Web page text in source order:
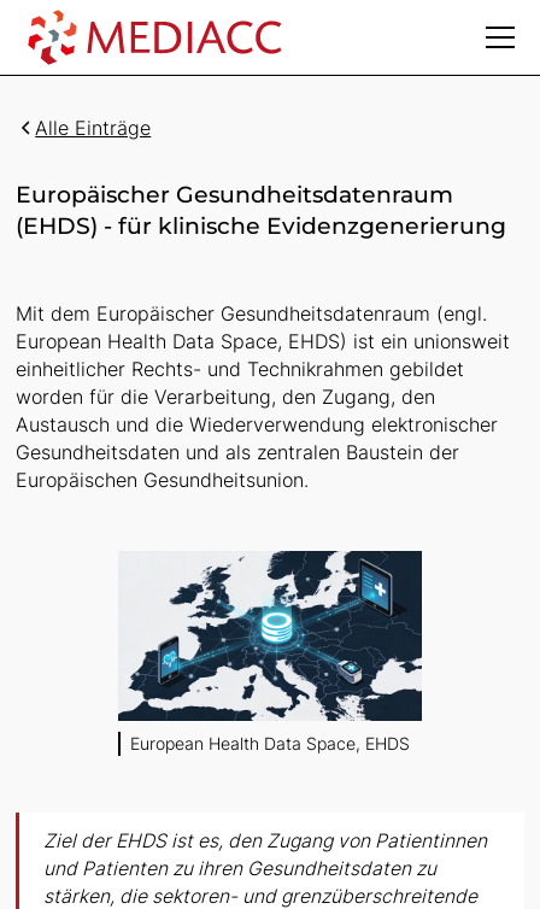
Alle Einträge
Europäischer Gesundheitsdatenraum
(EHDS) - für klinische Evidenzgenerierung
Mit dem Europäischer Gesundheitsdatenraum (engl.
European Health Data Space, EHDS) ist ein unionsweit
einheitlicher Rechts- und Technikrahmen gebildet
worden für die Verarbeitung, den Zugang, den
Austausch und die Wiederverwendung elektronischer
Gesundheitsdaten und als zentralen Baustein der
Europäischen Gesundheitsunion.
European Health Data Space, EHDS
Ziel der EHDS ist es, den Zugang von Patientinnen
und Patienten zu ihren Gesundheitsdaten zu
stärken, die sektoren- und grenzüberschreitende